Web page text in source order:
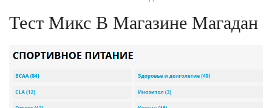
Тест Микс В Магазине Магадан